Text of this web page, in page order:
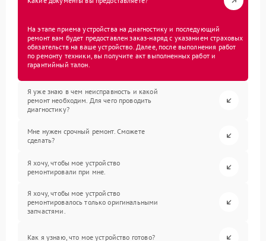
На этапе приема устройства на диагностику и последующий
ремонт вам будет предоставлен заказ-наряд с указанием страховых
обязательств на ваше устройство. Далее, после выполнения работ
по ремонту техники, вы получите акт выполненных работ и
гарантийный талон.
Я уже знаю в чем неисправность и какой
ремонт необходим. Для чего проводить
диагностику?
Мне нужен срочный ремонт. Сможете
сделать?
Я хочу, чтобы мое устройство
ремонтировали при мне.
Я хочу, чтобы мое устройство
ремонтировалось только оригинальными
запчастями.
Как я узнаю, что мое устройство готово?